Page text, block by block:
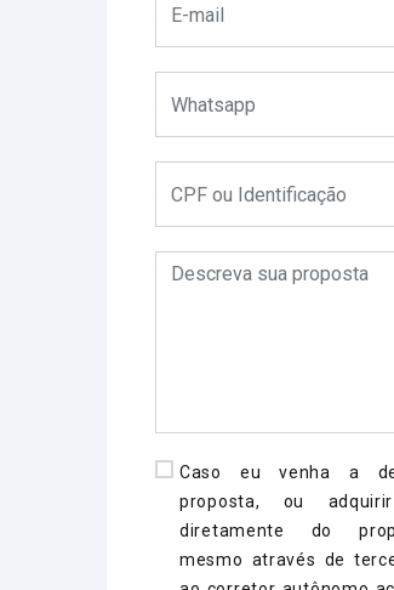
Caso eu venha a
proposta, ou
diretamente do
mesmo através de